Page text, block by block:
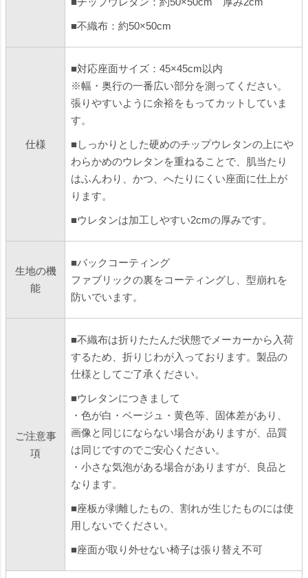
■不織布：約50×50cm
仕様
■対応座面サイズ：45×45cm以内
※幅・奥行の一番広い部分を測ってください。
張りやすいように余裕をもってカットしていま
す。
■しっかりとした硬めのチップウレタンの上にや
わらかめのウレタンを重ねることで、肌当たり
はふんわり、かつ、へたりにくい座面に仕上が
ります。
■ウレタンは加工しやすい2cmの厚みです。
生地の機
能
■バックコーティング
ファブリックの裏をコーティングし、型崩れを
防いでいます。
ご注意事
項
■不織布は折りたたんだ状態でメーカーから入荷
するため、折りじわが入っております。製品の
仕様としてご了承ください。
■ウレタンにつきまして
・色が白・ベージュ・黄色等、固体差があり、
画像と同じにならない場合がありますが、品質
は同じですのでご安心ください。
・小さな気泡がある場合がありますが、良品と
なります。
■座板が剥離したもの、割れが生じたものには使
用しないでください。
■座面が取り外せない椅子は張り替え不可